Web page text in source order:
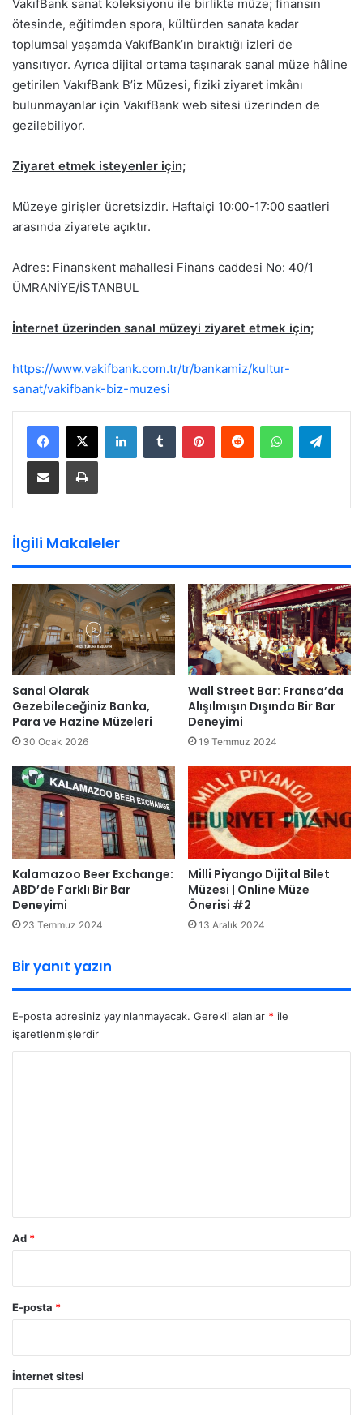
VakıfBank sanat koleksiyonu ile birlikte müze; finansın
ötesinde, eğitimden spora, kültürden sanata kadar
toplumsal yaşamda VakıfBank’ın bıraktığı izleri de
yansıtıyor. Ayrıca dijital ortama taşınarak sanal müze hâline
getirilen VakıfBank B’iz Müzesi, fiziki ziyaret imkânı
bulunmayanlar için VakıfBank web sitesi üzerinden de
gezilebiliyor.
Ziyaret etmek isteyenler için;
Müzeye girişler ücretsizdir. Haftaiçi 10:00-17:00 saatleri
arasında ziyarete açıktır.
Adres: Finanskent mahallesi Finans caddesi No: 40/1
ÜMRANİYE/İSTANBUL
İnternet üzerinden sanal müzeyi ziyaret etmek için;
https://www.vakifbank.com.tr/tr/bankamiz/kultur-
sanat/vakifbank-biz-muzesi
LinkedInTumblr PinterestReddit WhatsApp
E-Posta ile paylaş Yazdır
İlgili Makaleler
Sanal Olarak
Gezebileceğiniz Banka,
Para ve Hazine Müzeleri
30 Ocak 2026
Wall Street Bar: Fransa’da
Alışılmışın Dışında Bir Bar
Deneyimi
19 Temmuz 2024
Kalamazoo Beer Exchange:
ABD’de Farklı Bir Bar
Deneyimi
23 Temmuz 2024
Milli Piyango Dijital Bilet
Müzesi | Online Müze
Önerisi #2
13 Aralık 2024
Bir yanıt yazın
E-posta adresiniz yayınlanmayacak. Gerekli alanlar * ile
işaretlenmişlerdir
Ad *
E-posta *
İnternet sitesi